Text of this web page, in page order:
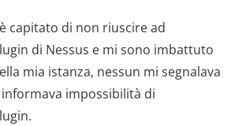
capitato di non riuscire ad
di Nessus e mi sono imbattuto
mia istanza, nessun mi segnalava
impossibilità di